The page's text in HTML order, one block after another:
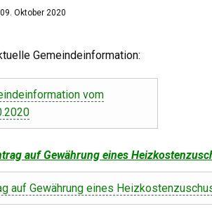
Oktober 2020
Gemeindeinformation:
vom
auf Gewährung eines
auf Gewährung eines